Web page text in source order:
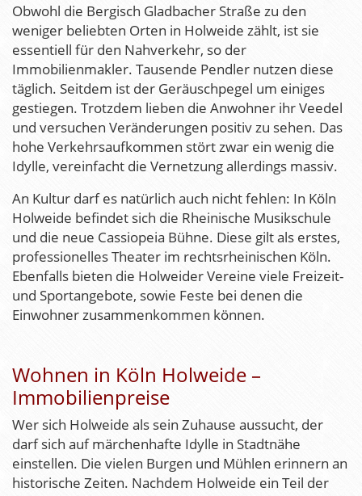
Obwohl die Bergisch Gladbacher Straße zu den
weniger beliebten Orten in Holweide zählt, ist sie
essentiell für den Nahverkehr, so der
Immobilienmakler. Tausende Pendler nutzen diese
täglich. Seitdem ist der Geräuschpegel um einiges
gestiegen. Trotzdem lieben die Anwohner ihr Veedel
und versuchen Veränderungen positiv zu sehen. Das
hohe Verkehrsaufkommen stört zwar ein wenig die
Idylle, vereinfacht die Vernetzung allerdings massiv.
An Kultur darf es natürlich auch nicht fehlen: In Köln
Holweide befindet sich die Rheinische Musikschule
und die neue Cassiopeia Bühne. Diese gilt als erstes,
professionelles Theater im rechtsrheinischen Köln.
Ebenfalls bieten die Holweider Vereine viele Freizeit-
und Sportangebote, sowie Feste bei denen die
Einwohner zusammenkommen können.
Wohnen in Köln Holweide –
Immobilienpreise
Wer sich Holweide als sein Zuhause aussucht, der
darf sich auf märchenhafte Idylle in Stadtnähe
einstellen. Die vielen Burgen und Mühlen erinnern an
historische Zeiten. Nachdem Holweide ein Teil der